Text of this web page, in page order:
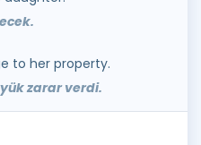
to her property.
zarar verdi.